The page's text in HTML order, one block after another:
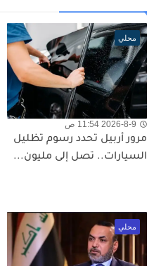
محلي
2026-8-9 11:54 ص
مرور أربيل تحدد رسوم تظليل
السيارات.. تصل إلى مليون...
محلي